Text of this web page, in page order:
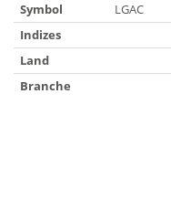
Symbol
LGAC
Indizes
Land
Branche